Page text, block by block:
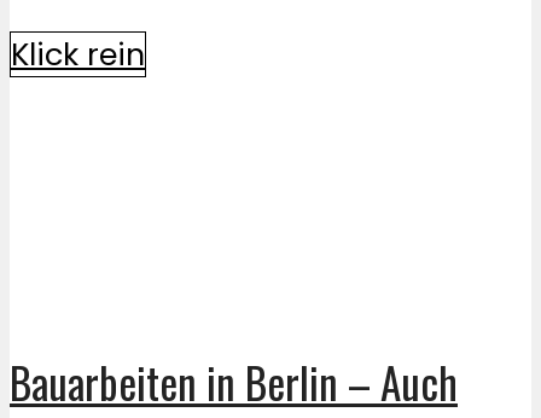
Klick rein
Bauarbeiten in Berlin – Auch